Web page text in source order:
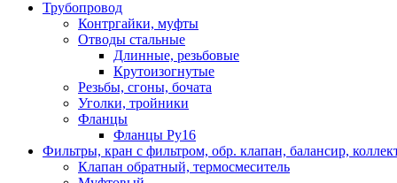
Трубопровод
Контргайки, муфты
Отводы стальные
Длинные, резьбовые
Крутоизогнутые
Резьбы, сгоны, бочата
Уголки, тройники
Фланцы
Фланцы Ру16
Фильтры, кран с фильтром, обр. клапан, балансир,
Клапан обратный, термосмеситель